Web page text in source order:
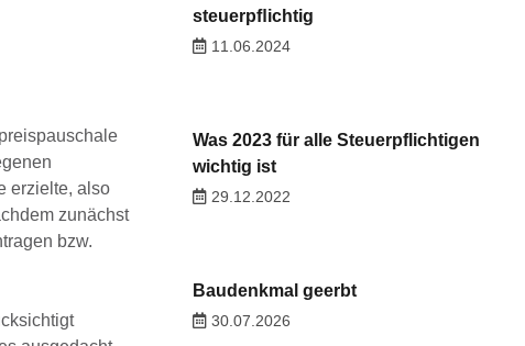
erzielte, also
zunächst
bzw.
steuerpﬂichtig
11.06.2024
Was 2023 für alle Steuerpflichtigen
wichtig ist
29.12.2022
Baudenkmal geerbt
30.07.2026